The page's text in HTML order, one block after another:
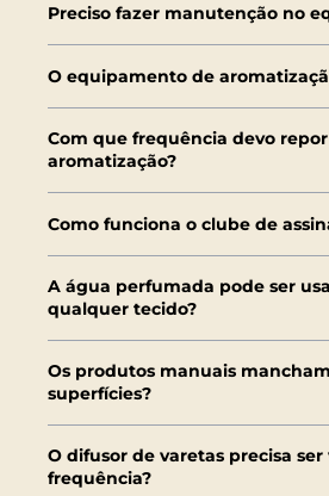
Preciso fazer manutenção no
O equipamento de
Com que frequência devo
aromatização?
Como funciona o clube de
A água perfumada pode ser
qualquer tecido?
Os produtos manuais
superfícies?
O difusor de varetas precisa ser
frequência?